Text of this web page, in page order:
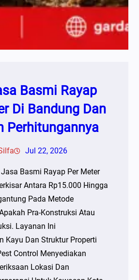
Basmi Rayap
Di Bandung Dan
Perhitungannya
Jul 22, 2026
Basmi Rayap Per Meter
Antara Rp15.000 Hingga
Pada Metode
Pra-Konstruksi Atau
Layanan Ini
Kayu Dan Struktur Properti
Control Menyediakan
Lokasi Dan